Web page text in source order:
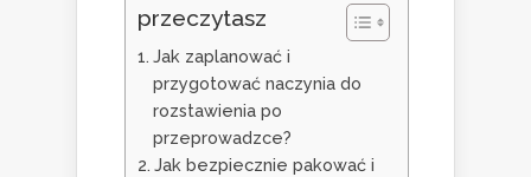
przeczytasz
Jak zaplanować i
przygotować naczynia do
rozstawienia po
przeprowadzce?
Jak bezpiecznie pakować i